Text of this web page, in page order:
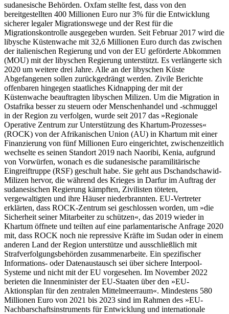
sudanesische Behörden. Oxfam stellte fest, dass von den
bereitgestellten 400 Millionen Euro nur 3% für die Entwicklung
sicherer legaler Migrationswege und der Rest für die
Migrationskontrolle ausgegeben wurden. Seit Februar 2017 wird die
libysche Küstenwache mit 32,6 Millionen Euro durch das zwischen
der italienischen Regierung und von der EU geförderte Abkommen
(MOU) mit der libyschen Regierung unterstützt. Es verlängerte sich
2020 um weitere drei Jahre. Alle an der libyschen Küste
Abgefangenen sollen zurückgedrängt werden. Zivile Berichte
offenbaren hingegen staatliches Kidnapping der mit der
Küstenwache beauftragten libyschen Milizen. Um die Migration in
Ostafrika besser zu steuern oder Menschenhandel und -schmuggel
in der Region zu verfolgen, wurde seit 2017 das »Regionale
Operative Zentrum zur Unterstützung des Khartum-Prozesses«
(ROCK) von der Afrikanischen Union (AU) in Khartum mit einer
Finanzierung von fünf Millionen Euro eingerichtet, zwischenzeitlich
wechselte es seinen Standort 2019 nach Naoribi, Kenia, aufgrund
von Vorwürfen, wonach es die sudanesische paramilitärische
Eingreiftruppe (RSF) geschult habe. Sie geht aus Dschandschawid-
Milizen hervor, die während des Krieges in Darfur im Auftrag der
sudanesischen Regierung kämpften, Zivilisten töteten,
vergewaltigten und ihre Häuser niederbrannten. EU-Vertreter
erklärten, dass ROCK-Zentrum sei geschlossen worden, um »die
Sicherheit seiner Mitarbeiter zu schützen«, das 2019 wieder in
Khartum öffnete und teilten auf eine parlamentarische Anfrage 2020
mit, dass ROCK noch nie repressive Kräfte im Sudan oder in einem
anderen Land der Region unterstütze und ausschließlich mit
Strafverfolgungsbehörden zusammenarbeite. Ein spezifischer
Informations- oder Datenaustausch sei über sichere Interpool-
Systeme und nicht mit der EU vorgesehen. Im November 2022
berieten die Innenminister der EU-Staaten über den »EU-
Aktionsplan für den zentralen Mittelmeerraum«. Mindestens 580
Millionen Euro von 2021 bis 2023 sind im Rahmen des »EU-
Nachbarschaftsinstruments für Entwicklung und internationale